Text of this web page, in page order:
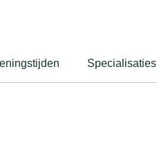
Specialisaties